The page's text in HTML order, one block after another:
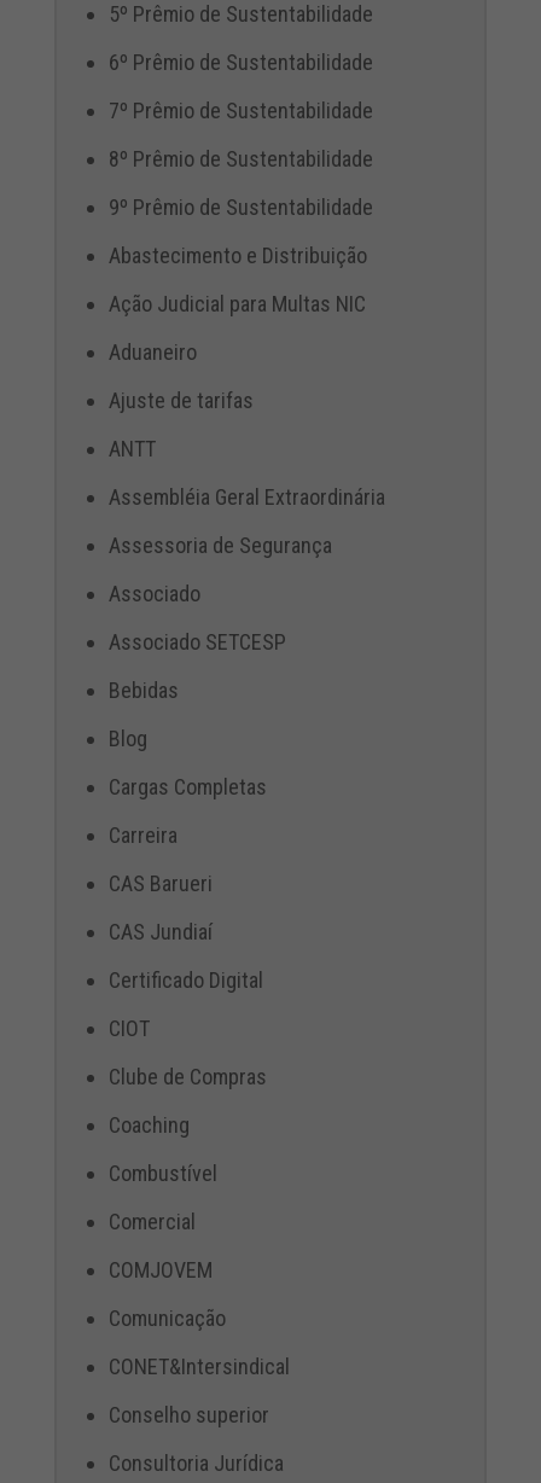
5º Prêmio de Sustentabilidade
6º Prêmio de Sustentabilidade
7º Prêmio de Sustentabilidade
8º Prêmio de Sustentabilidade
9º Prêmio de Sustentabilidade
Abastecimento e Distribuição
Ação Judicial para Multas NIC
Aduaneiro
Ajuste de tarifas
ANTT
Assembléia Geral Extraordinária
Assessoria de Segurança
Associado
Associado SETCESP
Bebidas
Blog
Cargas Completas
Carreira
CAS Barueri
CAS Jundiaí
Certificado Digital
CIOT
Clube de Compras
Coaching
Combustível
Comercial
COMJOVEM
Comunicação
CONET&Intersindical
Conselho superior
Consultoria Jurídica